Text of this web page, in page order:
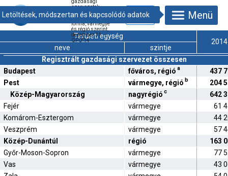
gazdasági
szervezetek
száma
gazdálkodási
forma, vármegye
és régió szerint,
december 31. –
GFO'14
Menü
Területi egység
2014
neve
szintje
Regisztrált gazdasági szervezet összesen
Budapest
főváros, régió a
437
Pest
vármegye, régió b
204
Közép-Magyarország
nagyrégió c
642
Fejér
vármegye
61
Komárom-Esztergom
vármegye
44
Veszprém
vármegye
57
Közép-Dunántúl
régió
163
Győr-Moson-Sopron
vármegye
77
Vas
vármegye
43